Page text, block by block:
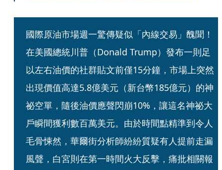
國際原油市場週一驚傳疑似「內線交易」醜聞！
在美國總統川普（Donald Trump）發布一則足
以左右油價的社群貼文前僅15分鐘，市場上突然
出現價值高達5.8億美元（新台幣185億元）的神
祕空單，隨後油價應聲閃崩10%，讓這名神祕大
戶瞬間獲利數百萬美元。由於時間點精準到令人
毛骨悚然，華爾街分析師紛紛質疑有人提前走漏
風聲，白宮則在第一時間火大反擊，痛批相關報